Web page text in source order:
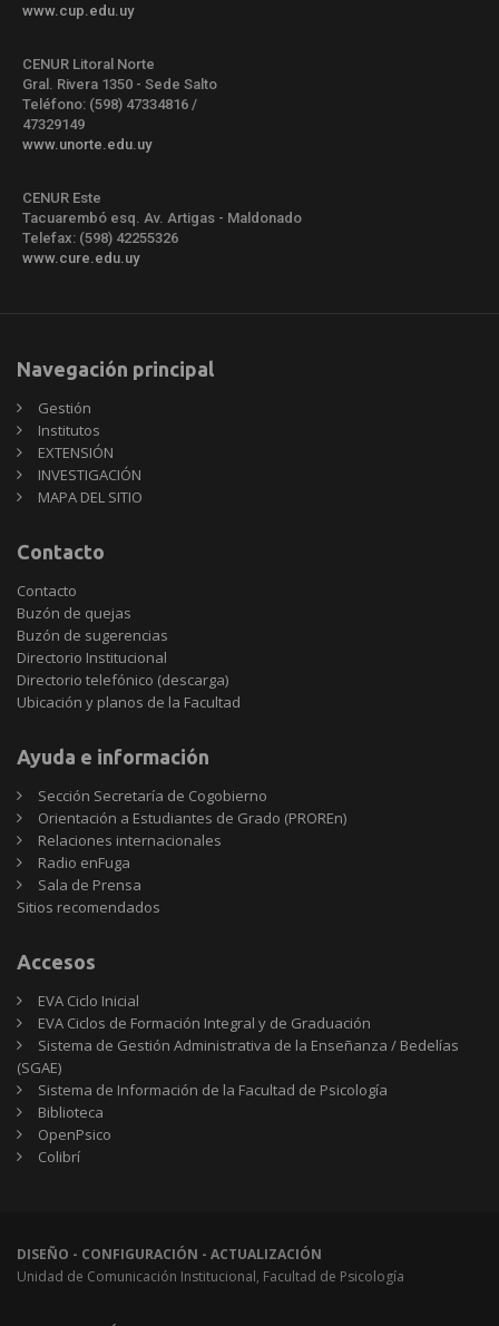
www.cup.edu.uy
CENUR Litoral Norte
Gral. Rivera 1350 - Sede Salto
Teléfono: (598) 47334816 /
47329149
www.unorte.edu.uy
CENUR Este
Tacuarembó esq. Av. Artigas - Maldonado
Telefax: (598) 42255326
www.cure.edu.uy
Navegación principal
Gestión
Institutos
EXTENSIÓN
INVESTIGACIÓN
MAPA DEL SITIO
Contacto
Contacto
Buzón de quejas
Buzón de sugerencias
Directorio Institucional
Directorio telefónico (descarga)
Ubicación y planos de la Facultad
Ayuda e información
Sección Secretaría de Cogobierno
Orientación a Estudiantes de Grado (PROREn)
Relaciones internacionales
Radio enFuga
Sala de Prensa
Sitios
Sitios recomendados
Accesos
EVA Ciclo Inicial
EVA Ciclos de Formación Integral y de Graduación
Sistema de Gestión Administrativa de la Enseñanza / Bedelías
(SGAE)
Sistema de Información de la Facultad de Psicología
Biblioteca
OpenPsico
Colibrí
DISEÑO - CONFIGURACIÓN - ACTUALIZACIÓN
Unidad de Comunicación Institucional, Facultad de Psicología